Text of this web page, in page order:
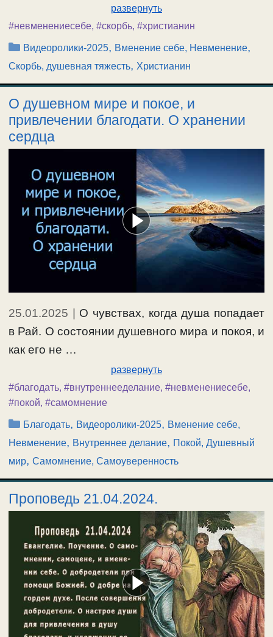
развернуть
#невменениесебе, #скорбь, #христианин
Рубрики
Видеоролики-2025, Вменение себе, Невменение,
Скорбь, душевная тяжесть, Христианин
О душевном мире и покое, и
привлечении благодати. О хранении
сердца
25.01.2025
О чувствах, когда душа попадает
в Рай. О состоянии душевного мира и покоя, и
как его не …
развернуть
#благодать, #внутреннееделание, #невменениесебе,
#покой, #самомнение
Рубрики
Благодать, Видеоролики-2025, Вменение себе,
Невменение, Внутреннее делание, Покой, Душевный
мир, Самомнение, Самоуверенность
Проповедь 21.04.2024.